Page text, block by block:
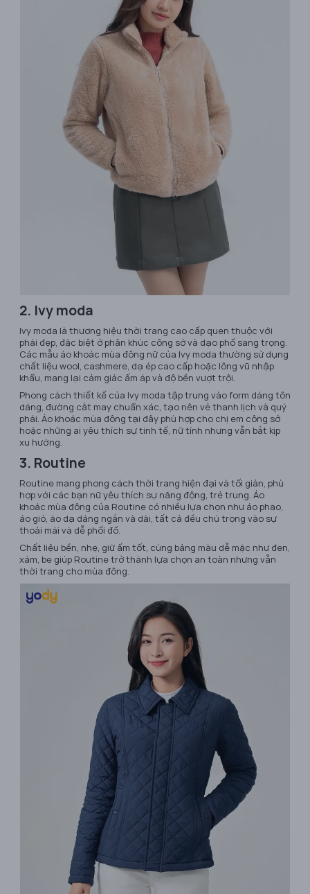
2. Ivy moda
Ivy moda là thương hiệu thời trang cao cấp quen thuộc với
phái đẹp, đặc biệt ở phân khúc công sở và dạo phố sang trọng.
Các mẫu áo khoác mùa đông nữ của Ivy moda thường sử dụng
chất liệu wool, cashmere, dạ ép cao cấp hoặc lông vũ nhập
khẩu, mang lại cảm giác ấm áp và độ bền vượt trội.
Phong cách thiết kế của Ivy moda tập trung vào form dáng tôn
dáng, đường cắt may chuẩn xác, tạo nên vẻ thanh lịch và quý
phái. Áo khoác mùa đông tại đây phù hợp cho chị em công sở
hoặc những ai yêu thích sự tinh tế, nữ tính nhưng vẫn bắt kịp
xu hướng.
3. Routine
Routine mang phong cách thời trang hiện đại và tối giản, phù
hợp với các bạn nữ yêu thích sự năng động, trẻ trung. Áo
khoác mùa đông của Routine có nhiều lựa chọn như áo phao,
áo gió, áo dạ dáng ngắn và dài, tất cả đều chú trọng vào sự
thoải mái và dễ phối đồ.
Chất liệu bền, nhẹ, giữ ấm tốt, cùng bảng màu dễ mặc như đen,
xám, be giúp Routine trở thành lựa chọn an toàn nhưng vẫn
thời trang cho mùa đông.